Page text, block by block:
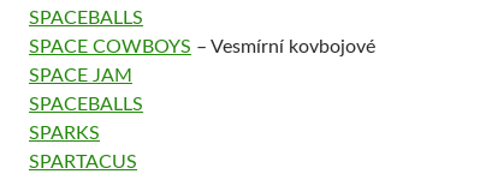
SPACEBALLS
SPACE COWBOYS – Vesmírní kovbojové
SPACE JAM
SPACEBALLS
SPARKS
SPARTACUS